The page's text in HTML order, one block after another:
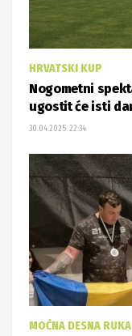
HRVATSKI KUP
Nogometni
ugostit će isti
30.04.2025. 22:34
MOĆNA DESNA RUKA